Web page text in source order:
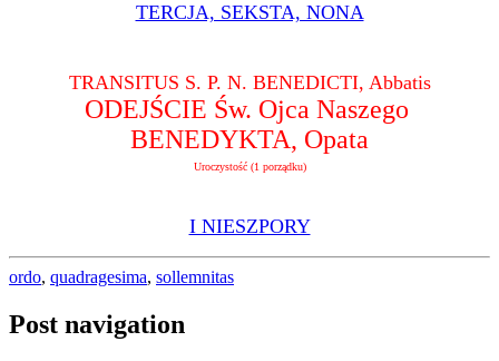
TERCJA, SEKSTA, NONA
TRANSITUS S. P. N. BENEDICTI, Abbatis
ODEJŚCIE Św. Ojca Naszego
BENEDYKTA, Opata
Uroczystość (1 porządku)
I NIESZPORY
ordo, quadragesima, sollemnitas
Post navigation